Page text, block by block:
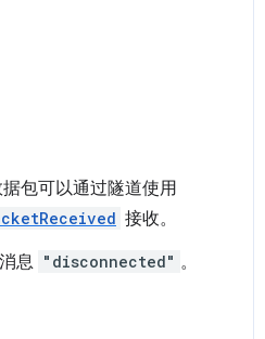
包可以通过隧道使用
接收。
息 "disconnected" 。